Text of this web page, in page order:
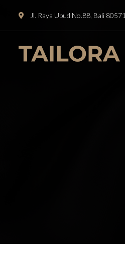
Jl. Raya Ubud No.88, Bali 80571